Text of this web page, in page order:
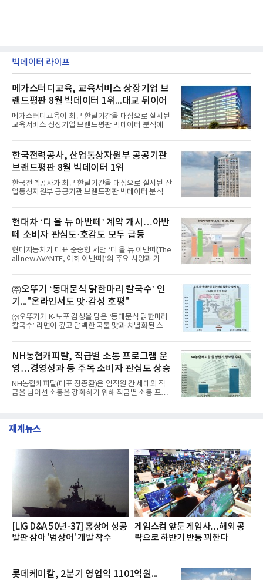
빅데이터 라이프
메가스터디교육, 교육서비스 상장기업 브
랜드평판 8월 빅데이터 1위...대교 뒤이어
메가스터디교육이 최근 한달기간을 대상으로 실시된
교육서비스 상장기업 브랜드평판 빅데이터 분석에서
일 한국기업평판연구소(소장 구창환)는 국내 교육서
비스 상장기업 브랜드를 대상으로 지난 7월 7일부터
8월 7일까지 수집된 소비자 빅데이터 10,074,233건
을 분석한 결과, 메가스터디교육이 브랜드평판지수
1,710,926을 기록하며 8월 1위에 올랐다고 밝혔다.
분석에 활용된 빅데이터는 지난 7월(9,491,206건) 대
비 6.14% 증가한 수치로, 교육서비스 상장기업 브랜
디교육, 대교, 디지
한국전력공사, 산업통상자원부 공공기관
브랜드평판 8월 빅데이터 1위
한국전력공사가 최근 한달기간을 대상으로 실시된 산
업통상자원부 공공기관 브랜드평판 빅데이터 분석에
이 순으로 뒤를 이었다.7일 한국기업평판연구소(소장
구창환)는 산업통상자원부 공공기관 41개 브랜드를
대상으로 지난 7월 7일부터 8월 7일까지 수집된 소비
자 빅데이터 91,102,549건을 분석한 결과, 한국전력
공사가 브랜드평판지수 10,670,633을 기록하며 8월
1위에 올랐다고 밝혔다. 분석에 활용된 빅데이터는 지
난 7월(88,893,823건) 대비 2.48% 증가한 수치다.연
수력원자력, 한국석
현대차 ‘디 올 뉴 아반떼’ 계약 개시…아반
떼 소비자 관심도·호감도 모두 급등
현대자동차가 대표 준중형 세단 ‘디 올 뉴 아반떼(The
all new AVANTE, 이하 아반떼)’의 주요 사양과 가격
떼는 6년 만에 선보이는 8세대 완전변경 모델로, ▲정
교한 선과 면을 중심으로 완성한 파격적인 디자인 ▲
과거 중형 세단 수준으로 확대된 차체 제원 ▲글로벌
최고 수준의 안전성 ▲성능과 효율을 동시에 높인 주
행 완성도 ▲첨단 편의 및 디지털 사양 적용 등을 통해
글로벌 준중형 세단의 새로운 기준을 세웠다.아반떼
는 가솔린 2.0과 1.6 하이브리드 두 가지 파워트레인
넘
㈜오뚜기 ‘동대문식 닭한마리 칼국수’ 인
기..."온라인서도 맛·감성 호평"
㈜오뚜기가 K-노포 감성을 담은 ‘동대문식 닭한마리
칼국수’ 라면이 깊고 담백한 국물 맛과 차별화된 스토
혔다.‘동대문식 닭한마리 칼국수’는 예상을 뛰어넘는
소비자 호응에 힘입어 지난 7월 13일 첫 선을 보인 지
단 18일 만에 누적 판매량 50만 개를 돌파하는 성과를
거두었다.이번 신제품은 개발진이 전국의 닭한마리
전문점을 직접 찾아 다니며 최적의 육수 비율을 완성
했다. 자극적이지 않으면서도 깊은 닭육수에 마늘의
개운한 풍미를 더했으며, 국물이 잘 배어들면서도 쫄
서도
NH농협캐피탈, 직급별 소통 프로그램 운
영…경영성과 등 주목 소비자 관심도 상승
NH농협캐피탈(대표 장종환)은 임직원 간 세대와 직
급을 넘어선 소통을 강화하기 위해 직급별 소통 프로
영지원부 홍보팀과 2026년 새로이(e)＊가 공동 주관
쳐 진행됐다.참고로 새로이(e)는 NH농협캐피탈 MZ
세대들로(과장~계장) 구성된 자율 참여조직으로, 조
직문화 혁신과 업무 효율성 향상을 위한 다양한 활동
을 추진하며,새로운 변화와 이로운 영향력을 조직전
반에 전파하는 역할
재계뉴스
[LIG D&A 50년-37] 홍상어 성공
발판 삼아 '범상어' 개발 착수
게임스컴 앞둔 게임사…해외 공
략으로 하반기 반등 꾀한다
롯데케미칼, 2분기 영업익 1101억원...